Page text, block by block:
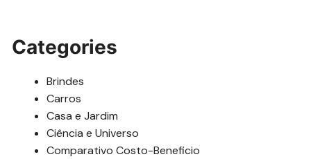
Categories
Brindes
Carros
Casa e Jardim
Ciência e Universo
Comparativo Costo-Beneficio